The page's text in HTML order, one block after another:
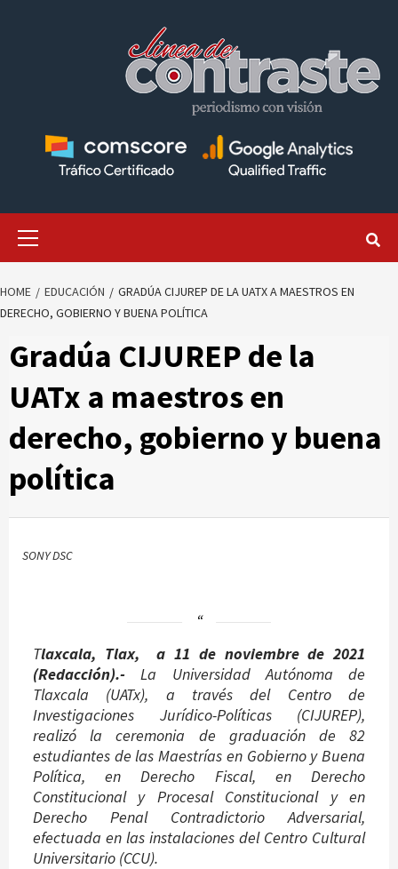
HOME EDUCACIÓN
GRADÚA CIJUREP DE LA UATX A MAESTROS EN
DERECHO, GOBIERNO Y BUENA POLÍTICA
Gradúa CIJUREP de la
UATx a maestros en
derecho, gobierno y buena
política
SONY DSC
Tlaxcala, Tlax, a 11 de noviembre de 2021
(Redacción).-La Universidad Autónoma de
Tlaxcala (UATx), a través del Centro de
Investigaciones Jurídico-Políticas (CIJUREP),
realizó la ceremonia de graduación de 82
estudiantes de las Maestrías en Gobierno y Buena
Política, en Derecho Fiscal, en Derecho
Constitucional y Procesal Constitucional y en
Derecho Penal Contradictorio Adversarial,
efectuada en las instalaciones del Centro Cultural
Universitario (CCU).